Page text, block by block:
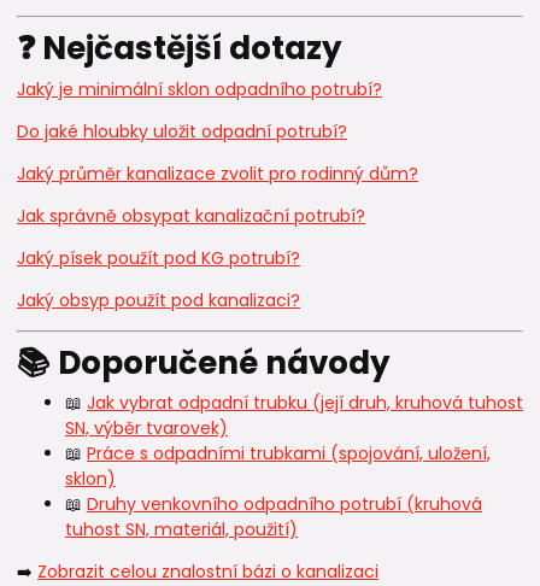
❓ Nejčastější dotazy
Jaký je minimální sklon odpadního potrubí?
Do jaké hloubky uložit odpadní potrubí?
Jaký průměr kanalizace zvolit pro rodinný dům?
Jak správně obsypat kanalizační potrubí?
Jaký písek použít pod KG potrubí?
Jaký obsyp použít pod kanalizaci?
📚 Doporučené návody
📖 Jak vybrat odpadní trubku (její druh, kruhová tuhost
SN, výběr tvarovek)
📖 Práce s odpadními trubkami (spojování, uložení,
sklon)
📖 Druhy venkovního odpadního potrubí (kruhová
tuhost SN, materiál, použití)
➡️ Zobrazit celou znalostní bázi o kanalizaci